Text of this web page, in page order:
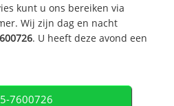
kunt u ons bereiken via
Wij zijn dag en nacht
. U heeft deze avond een
7600726